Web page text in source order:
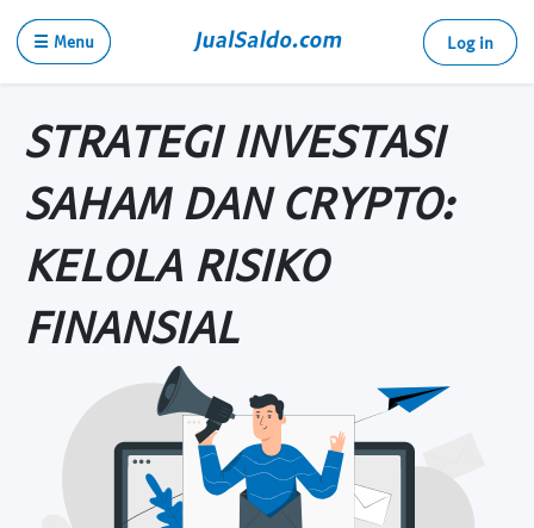
☰ Menu Log in
STRATEGI INVESTASI
SAHAM DAN CRYPTO:
KELOLA RISIKO
FINANSIAL